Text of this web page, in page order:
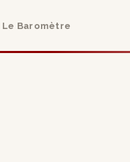
Le Baromètre